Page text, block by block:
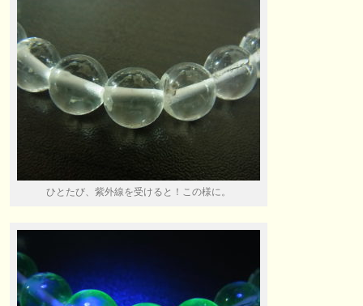
ひとたび、紫外線を受けると！この様に。